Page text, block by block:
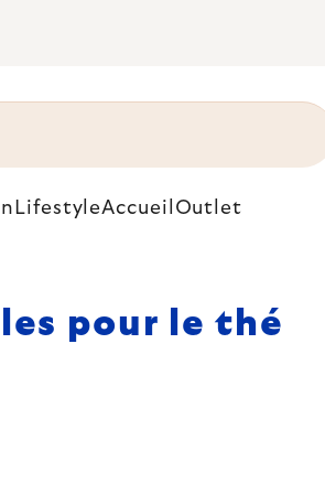
LifestyleAccueil Outlet
pour le thé